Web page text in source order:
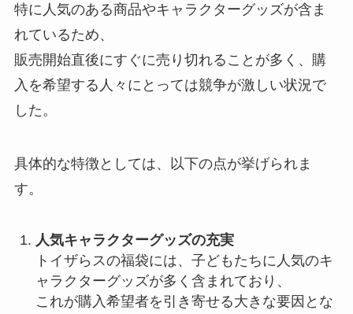
特に人気のある商品やキャラクターグッズが含ま
れているため、
販売開始直後にすぐに売り切れることが多く、購
入を希望する人々にとっては競争が激しい状況で
した。
具体的な特徴としては、以下の点が挙げられま
す。
人気キャラクターグッズの充実
トイザらスの福袋には、子どもたちに人気のキ
ャラクターグッズが多く含まれており、
これが購入希望者を引き寄せる大きな要因とな